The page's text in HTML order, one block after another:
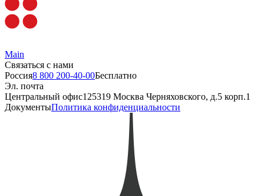
Main
Связаться с нами
Россия8 800 200-40-00Бесплатно
Эл. почта
Центральный офис125319 Москва Черняховского, д.5 корп.1
ДокументыПолитика конфиденциальности